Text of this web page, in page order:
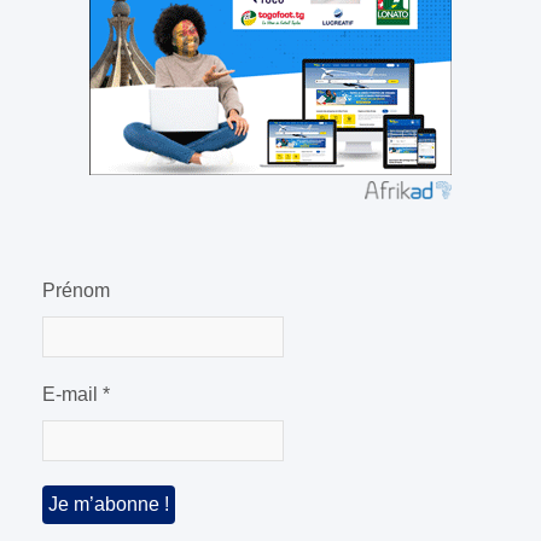
Prénom
E-mail *